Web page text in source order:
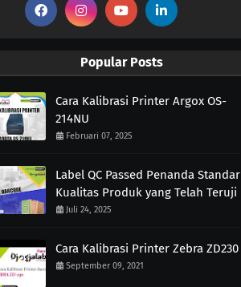
Popular Posts
Cara Kalibrasi Printer Argox OS-
214NU
Februari 07, 2025
Label QC Passed Penanda Standar
Kualitas Produk yang Telah Teruji
Juli 24, 2025
Cara Kalibrasi Printer Zebra ZD230
September 09, 2021